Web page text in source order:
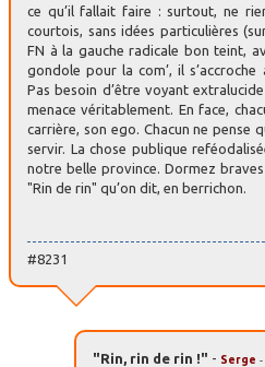
ce qu’il fallait faire : surtout, ne
courtois, sans idées particulières
FN à la gauche radicale bon teint,
gondole pour la com’, il
Pas besoin d’être voyant
menace véritablement. En face,
carrière, son ego. Chacun ne pense
servir. La chose publique
notre belle province. Dormez
"Rin de rin" qu’on dit, en berrichon.
#8231
"Rin, rin de rin !" - Serge -